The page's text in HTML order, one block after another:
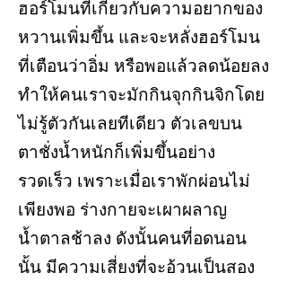
ฮอร์โมนที่เกี่ยวกับความอยากของ
หวานเพิ่มขึ้น และจะหลั่งฮอร์โมน
ที่เตือนว่าอิ่ม หรือพอแล้วลดน้อยลง
ทำให้คนเราจะมักกินจุกกินจิกโดย
ไม่รู้ตัวกันเลยทีเดียว ตัวเลขบน
ตาชั่งน้ำหนักก็เพิ่มขึ้นอย่าง
รวดเร็ว เพราะเมื่อเราพักผ่อนไม่
เพียงพอ ร่างกายจะเผาผลาญ
น้ำตาลช้าลง ดังนั้นคนที่อดนอน
นั้น มีความเสี่ยงที่จะอ้วนเป็นสอง